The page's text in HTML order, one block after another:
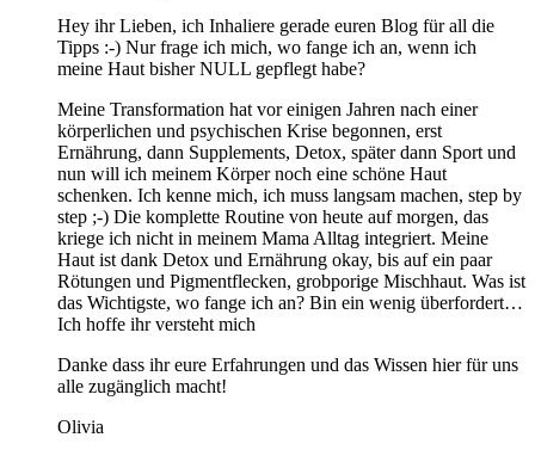
Hey ihr Lieben, ich Inhaliere gerade euren Blog für all die
Tipps :-) Nur frage ich mich, wo fange ich an, wenn ich
meine Haut bisher NULL gepflegt habe?
Meine Transformation hat vor einigen Jahren nach einer
körperlichen und psychischen Krise begonnen, erst
Ernährung, dann Supplements, Detox, später dann Sport und
nun will ich meinem Körper noch eine schöne Haut
schenken. Ich kenne mich, ich muss langsam machen, step by
step ;-) Die komplette Routine von heute auf morgen, das
kriege ich nicht in meinem Mama Alltag integriert. Meine
Haut ist dank Detox und Ernährung okay, bis auf ein paar
Rötungen und Pigmentflecken, grobporige Mischhaut. Was ist
das Wichtigste, wo fange ich an? Bin ein wenig überfordert…
Ich hoffe ihr versteht mich
Danke dass ihr eure Erfahrungen und das Wissen hier für uns
alle zugänglich macht!
Olivia